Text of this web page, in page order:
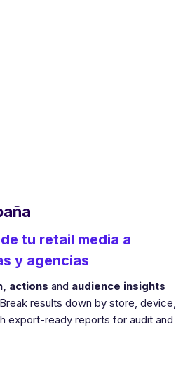
tu retail media a
y agencias
actions and audience insights
results down by store, device,
export-ready reports for audit and